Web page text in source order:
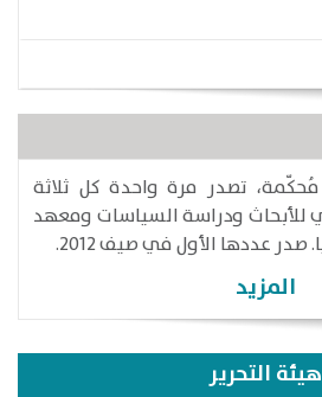
تصدر مرة واحدة كل ثلاثة
للأبحاث ودراسة السياسات ومعهد
صدر عددها الأول في صيف 2012.
المزيد
هيئة التحرير